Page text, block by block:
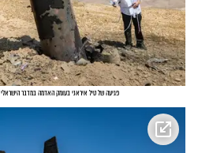
פגיעה של טיל איראני בעומק האדמה במדבר הישראלי